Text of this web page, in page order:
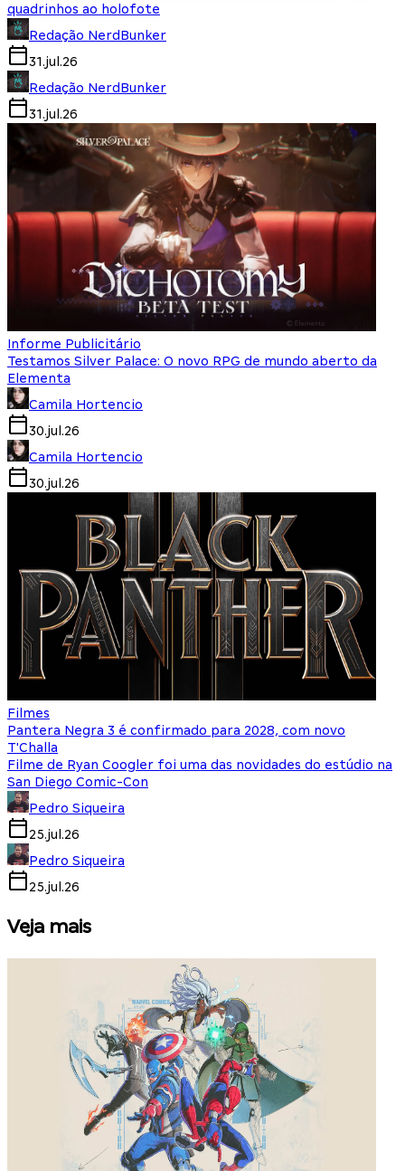
quadrinhos ao holofote
Redação NerdBunker
31.jul.26
Redação NerdBunker
31.jul.26
Informe Publicitário
Testamos Silver Palace: O novo RPG de mundo aberto da
Elementa
Camila Hortencio
30.jul.26
Camila Hortencio
30.jul.26
Filmes
Pantera Negra 3 é confirmado para 2028, com novo
T'Challa
Filme de Ryan Coogler foi uma das novidades do estúdio na
San Diego Comic-Con
Pedro Siqueira
25.jul.26
Pedro Siqueira
25.jul.26
Veja mais